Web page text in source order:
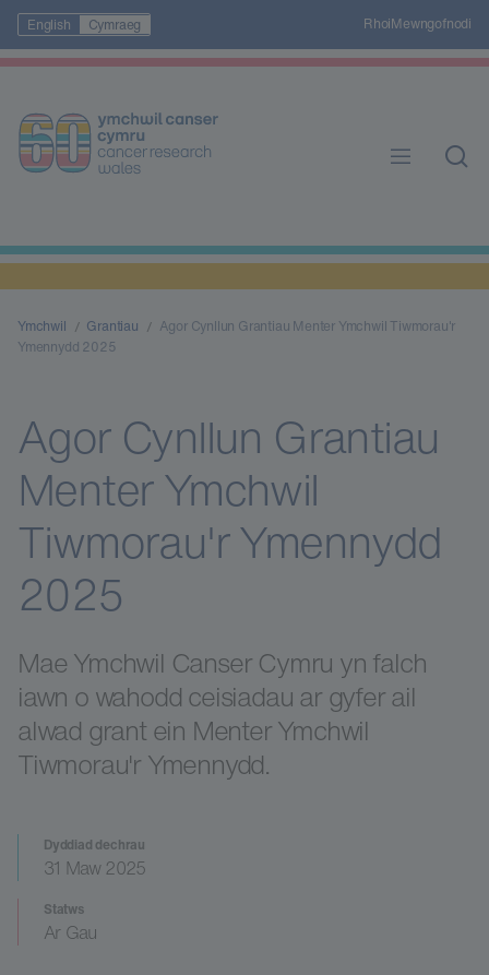
English Cymraeg RhoiMewngofnodi
Ymchwil Grantiau
Agor Cynllun Grantiau Menter Ymchwil Tiwmorau'r
Ymennydd 2025
Agor Cynllun Grantiau
Menter Ymchwil
Tiwmorau'r Ymennydd
2025
Mae Ymchwil Canser Cymru yn falch
iawn o wahodd ceisiadau ar gyfer ail
alwad grant ein Menter Ymchwil
Tiwmorau'r Ymennydd.
Dyddiad dechrau
31 Maw 2025
Statws
Ar Gau